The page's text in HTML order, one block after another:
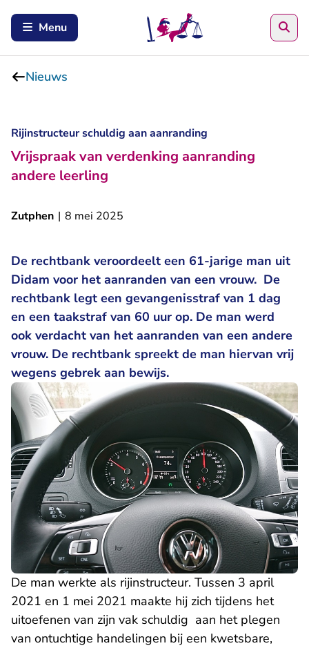
Menu
Nieuws
Rijinstructeur schuldig aan aanranding
Vrijspraak van verdenking aanranding
andere leerling
Zutphen | 8 mei 2025
De rechtbank veroordeelt een 61-jarige man uit
Didam voor het aanranden van een vrouw. De
rechtbank legt een gevangenisstraf van 1 dag
en een taakstraf van 60 uur op. De man werd
ook verdacht van het aanranden van een andere
vrouw. De rechtbank spreekt de man hiervan vrij
wegens gebrek aan bewijs.
De man werkte als rijinstructeur. Tussen 3 april
2021 en 1 mei 2021 maakte hij zich tijdens het
uitoefenen van zijn vak schuldig aan het plegen
van ontuchtige handelingen bij een kwetsbare,